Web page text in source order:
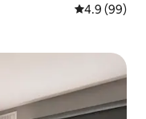
औसत रेटिंग 5 में
4.9 (99)